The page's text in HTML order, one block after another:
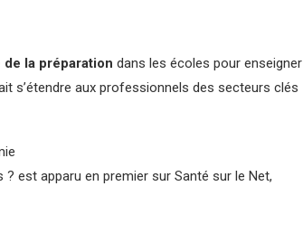
la préparation dans les écoles pour enseigner
s’étendre aux professionnels des secteurs clés
est apparu en premier sur Santé sur le Net,